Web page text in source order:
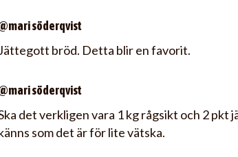
söderqvist
bröd. Detta blir en favorit.
söderqvist
det verkligen vara 1 kg rågsikt och 2
som det är för lite vätska.